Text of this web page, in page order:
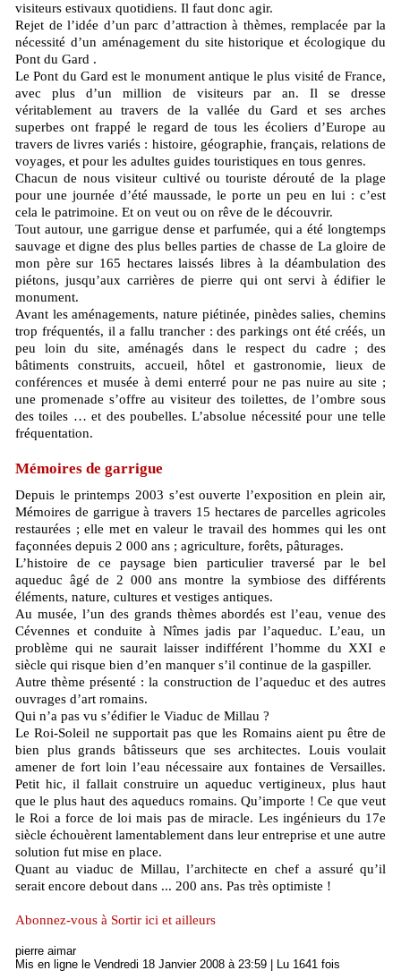
visiteurs estivaux quotidiens. Il faut donc agir.
Rejet de l’idée d’un parc d’attraction à thèmes, remplacée par la
nécessité d’un aménagement du site historique et écologique du
Pont du Gard .
Le Pont du Gard est le monument antique le plus visité de France,
avec plus d’un million de visiteurs par an. Il se dresse
véritablement au travers de la vallée du Gard et ses arches
superbes ont frappé le regard de tous les écoliers d’Europe au
travers de livres variés : histoire, géographie, français, relations de
voyages, et pour les adultes guides touristiques en tous genres.
Chacun de nous visiteur cultivé ou touriste dérouté de la plage
pour une journée d’été maussade, le porte un peu en lui : c’est
cela le patrimoine. Et on veut ou on rêve de le découvrir.
Tout autour, une garrigue dense et parfumée, qui a été longtemps
sauvage et digne des plus belles parties de chasse de La gloire de
mon père sur 165 hectares laissés libres à la déambulation des
piétons, jusqu’aux carrières de pierre qui ont servi à édifier le
monument.
Avant les aménagements, nature piétinée, pinèdes salies, chemins
trop fréquentés, il a fallu trancher : des parkings ont été créés, un
peu loin du site, aménagés dans le respect du cadre ; des
bâtiments construits, accueil, hôtel et gastronomie, lieux de
conférences et musée à demi enterré pour ne pas nuire au site ;
une promenade s’offre au visiteur des toilettes, de l’ombre sous
des toiles … et des poubelles. L’absolue nécessité pour une telle
fréquentation.
Mémoires de garrigue
Depuis le printemps 2003 s’est ouverte l’exposition en plein air,
Mémoires de garrigue à travers 15 hectares de parcelles agricoles
restaurées ; elle met en valeur le travail des hommes qui les ont
façonnées depuis 2 000 ans ; agriculture, forêts, pâturages.
L’histoire de ce paysage bien particulier traversé par le bel
aqueduc âgé de 2 000 ans montre la symbiose des différents
éléments, nature, cultures et vestiges antiques.
Au musée, l’un des grands thèmes abordés est l’eau, venue des
Cévennes et conduite à Nîmes jadis par l’aqueduc. L’eau, un
problème qui ne saurait laisser indifférent l’homme du XXI e
siècle qui risque bien d’en manquer s’il continue de la gaspiller.
Autre thème présenté : la construction de l’aqueduc et des autres
ouvrages d’art romains.
Qui n’a pas vu s’édifier le Viaduc de Millau ?
Le Roi-Soleil ne supportait pas que les Romains aient pu être de
bien plus grands bâtisseurs que ses architectes. Louis voulait
amener de fort loin l’eau nécessaire aux fontaines de Versailles.
Petit hic, il fallait construire un aqueduc vertigineux, plus haut
que le plus haut des aqueducs romains. Qu’importe ! Ce que veut
le Roi a force de loi mais pas de miracle. Les ingénieurs du 17e
siècle échouèrent lamentablement dans leur entreprise et une autre
solution fut mise en place.
Quant au viaduc de Millau, l’architecte en chef a assuré qu’il
serait encore debout dans ... 200 ans. Pas très optimiste !
Abonnez-vous à Sortir ici et ailleurs
pierre aimar
Mis en ligne le Vendredi 18 Janvier 2008 à 23:59 | Lu 1641 fois